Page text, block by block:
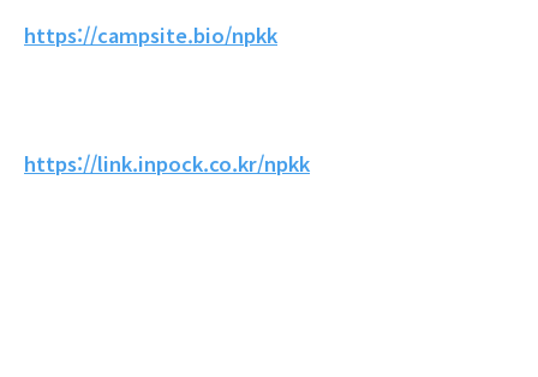
https://campsite.bio/npkk
https://link.inpock.co.kr/npkk